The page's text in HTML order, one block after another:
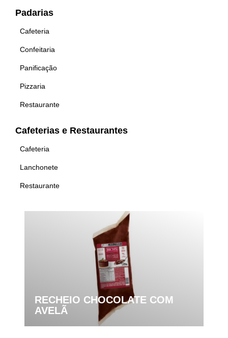
Padarias
Cafeteria
Confeitaria
Panificação
Pizzaria
Restaurante
Cafeterias e Restaurantes
Cafeteria
Lanchonete
Restaurante
RECHEIO CHOCOLATE COM
AVELÃ